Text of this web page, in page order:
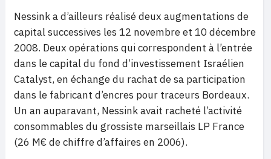
Nessink a d’ailleurs réalisé deux augmentations de
capital successives les 12 novembre et 10 décembre
2008. Deux opérations qui correspondent à l’entrée
dans le capital du fond d’investissement Israélien
Catalyst, en échange du rachat de sa participation
dans le fabricant d’encres pour traceurs Bordeaux.
Un an auparavant, Nessink avait racheté l’activité
consommables du grossiste marseillais LP France
(26 M€ de chiffre d’affaires en 2006).